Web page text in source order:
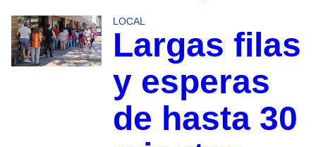
LOCAL
Largas filas
y esperas
de hasta 30